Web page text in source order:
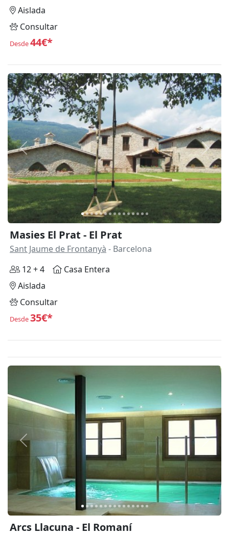
Aislada
Consultar
Desde44€*
Anterior
Masies El Prat - El Prat
Sant Jaume de Frontanyà - Barcelona
12 + 4
Casa Entera
Aislada
Consultar
Desde35€*
Anterior
Arcs Llacuna - El Romaní